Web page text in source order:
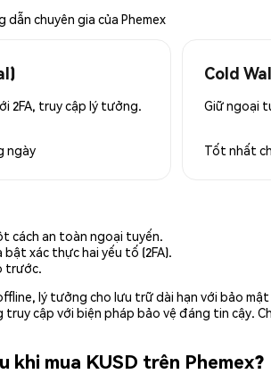
dẫn chuyên gia của Phemex
2FA, truy cập lý tưởng.
ngày
Cold
Giữ ngoại
Tốt nhất
cách an toàn ngoại tuyến.
xác thực hai yếu tố (2FA).
trước.
lý tưởng cho lưu trữ dài hạn với bảo
truy cập với biện pháp bảo vệ đáng tin cậy.
khi mua KUSD trên Phemex?